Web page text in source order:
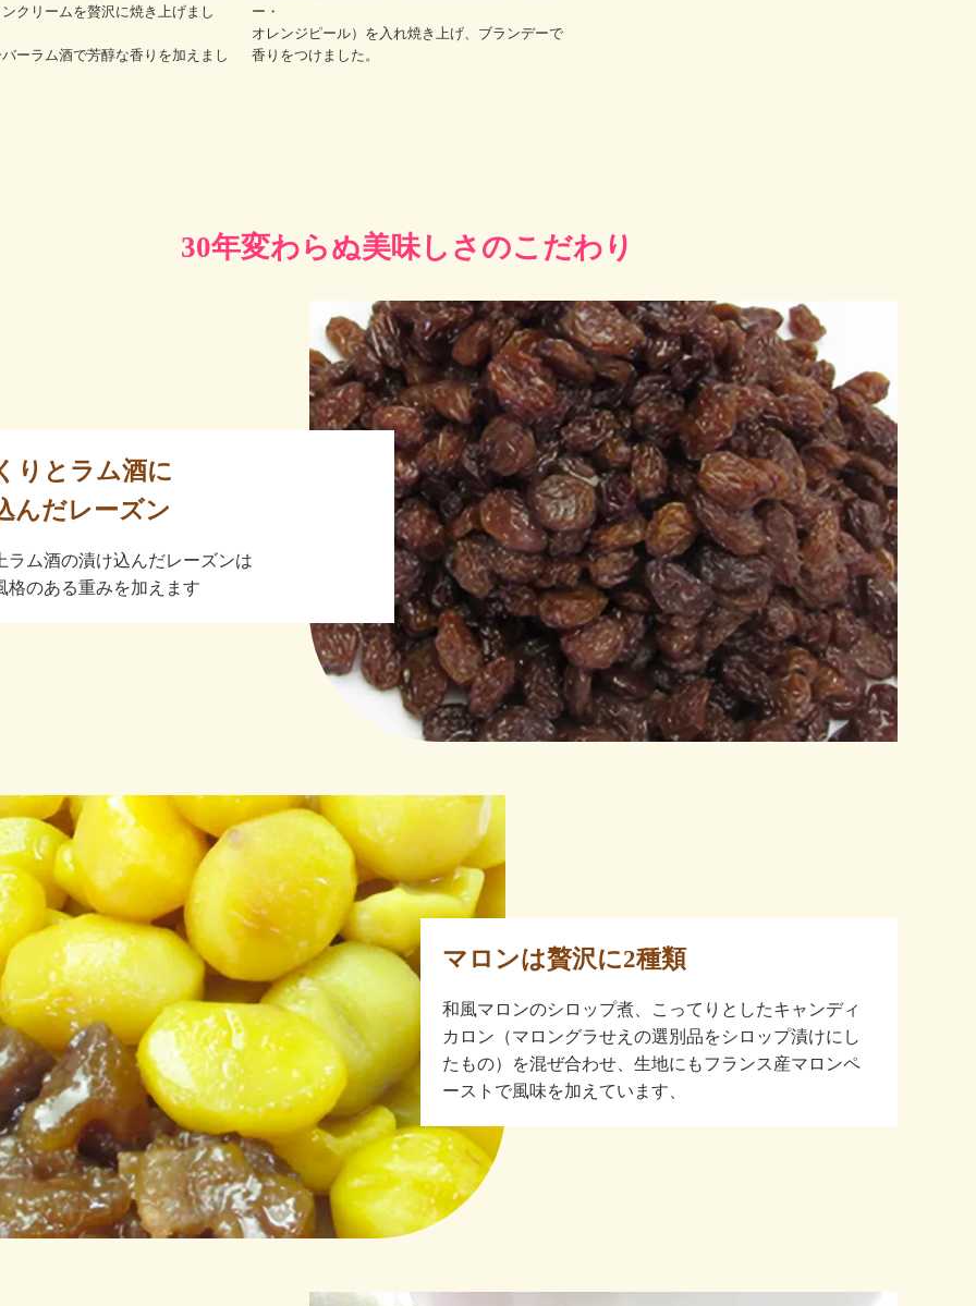
クリームを贅沢に焼き上げまし
ーラム酒で芳醇な香りを加えまし
ー・
オレンジピール）を入れ焼き上げ、ブランデーで
香りをつけました。
30年変わらぬ美味しさのこだわり
りとラム酒に
んだレーズン
ラム酒の漬け込んだレーズンは
格のある重みを加えます
マロンは贅沢に2種類
和風マロンのシロップ煮、こってりとしたキャンディ
カロン（マロングラせえの選別品をシロップ漬けにし
たもの）を混ぜ合わせ、生地にもフランス産マロンペ
ーストで風味を加えています、